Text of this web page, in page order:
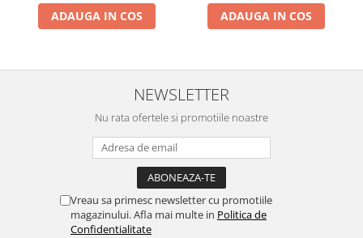
ADAUGA IN COS ADAUGA IN COS
NEWSLETTER
Nu rata ofertele si promotiile noastre
Vreau sa primesc newsletter cu promotiile
magazinului. Afla mai multe in Politica de
Confidentialitate